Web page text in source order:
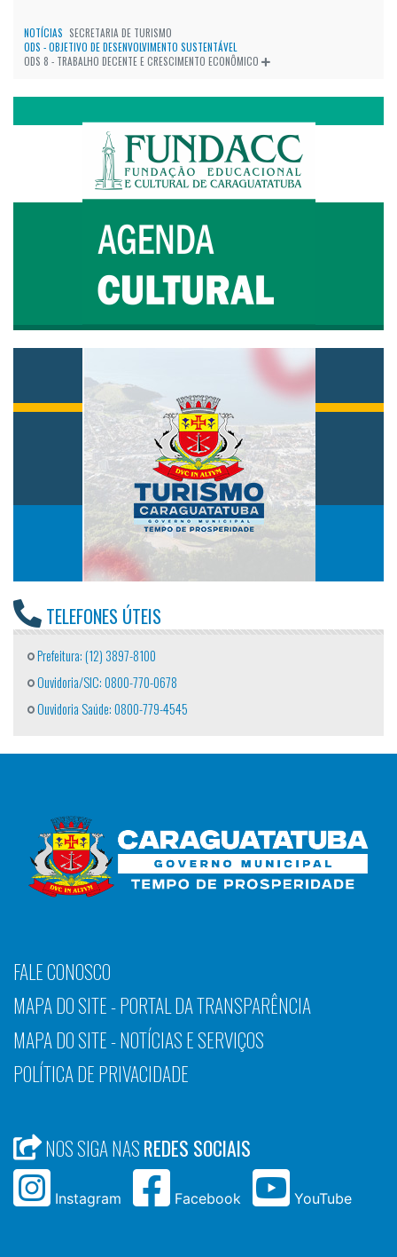
NOTÍCIAS SECRETARIA DE TURISMO
ODS - OBJETIVO DE DESENVOLVIMENTO SUSTENTÁVEL
ODS 8 - TRABALHO DECENTE E CRESCIMENTO ECONÔMICO
TELEFONES ÚTEIS
Prefeitura: (12) 3897-8100
Ouvidoria/SIC: 0800-770-0678
Ouvidoria Saúde: 0800-779-4545
FALE CONOSCO
MAPA DO SITE - PORTAL DA TRANSPARÊNCIA
MAPA DO SITE - NOTÍCIAS E SERVIÇOS
POLÍTICA DE PRIVACIDADE
NOS SIGA NASREDES SOCIAIS
Instagram Facebook YouTube